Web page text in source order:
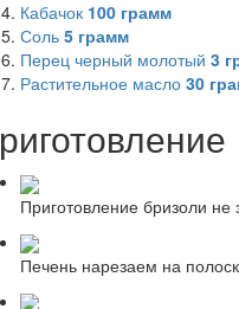
Кабачок 100 грамм
Соль 5 грамм
Перец черный молотый 3
Растительное масло 30
Приготовление бризоли не
Печень нарезаем на